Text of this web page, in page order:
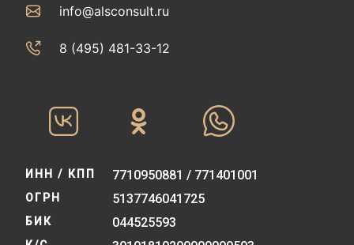
info@alsconsult.ru
8 (495) 481-33-12‬‬
ИНН / КПП 7710950881 / 771401001
ОГРН 5137746041725
БИК 044525593